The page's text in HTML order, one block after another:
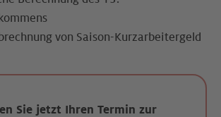
von Saison-Kurzarbeitergeld
Sie jetzt Ihren Termin zur